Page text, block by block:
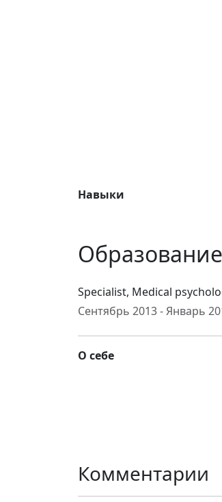
Навыки
Образование
Specialist, Medical
Сентябрь 2013 - Январь
О себе
Комментарии